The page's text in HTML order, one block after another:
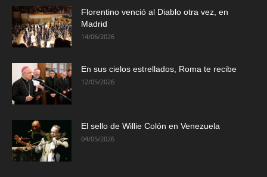
Florentino venció al Diablo otra vez, en
Madrid
14/06/2026
En sus cielos estrellados, Roma te recibe
12/05/2026
El sello de Willie Colón en Venezuela
04/05/2026